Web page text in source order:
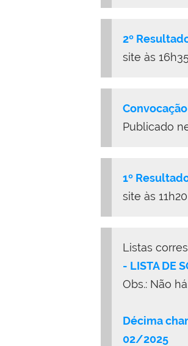
2º
site às
Publicado
1º
site às
Listas
- LISTA DE
Obs.: Não
Décima
02/2025